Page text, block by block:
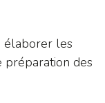
les
préparation des